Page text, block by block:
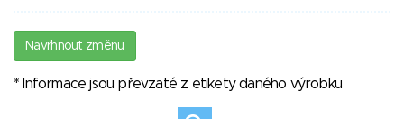
Navrhnout změnu
* Informace jsou převzaté z etikety daného výrobku